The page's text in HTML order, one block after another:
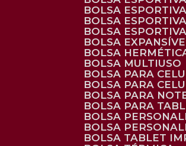
BOLSA
BOLSA
BOLSA
BOLSA
BOLSA
BOLSA MULTIUSO
BOLSA PARA
BOLSA PARA
BOLSA PARA
BOLSA PARA
BOLSA
BOLSA
BOLSA TABLET